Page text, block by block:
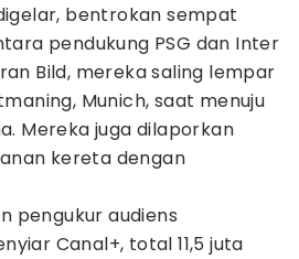
bentrokan sempat
pendukung PSG dan Inter
Bild, mereka saling lempar
Munich, saat menuju
Mereka juga dilaporkan
kereta dengan
pengukur audiens
Canal+, total 11,5 juta